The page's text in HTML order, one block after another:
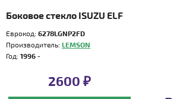
Боковое стекло ISUZU ELF
Еврокод: 6278LGNP2FD
Производитель: LEMSON
Год: 1996 -
2600 ₽